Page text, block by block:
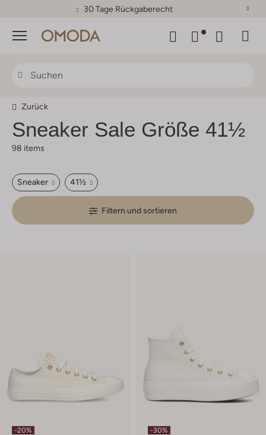
30 Tage Rückgaberecht
Menü
Zurück
Sneaker Sale Größe 41½
98 items
Sneaker 41½
Filtern und sortieren
-20% -30%